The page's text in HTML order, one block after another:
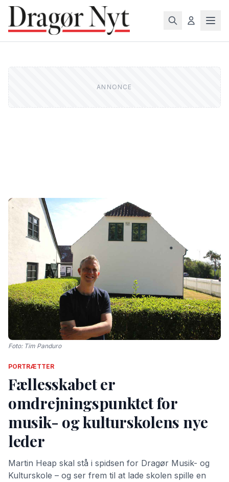
Foto: Tim Panduro
PORTRÆTTER
Fællesskabet er
omdrejningspunktet for
musik- og kulturskolens nye
leder
Martin Heap skal stå i spidsen for Dragør Musik- og
Kulturskole – og ser frem til at lade skolen spille en